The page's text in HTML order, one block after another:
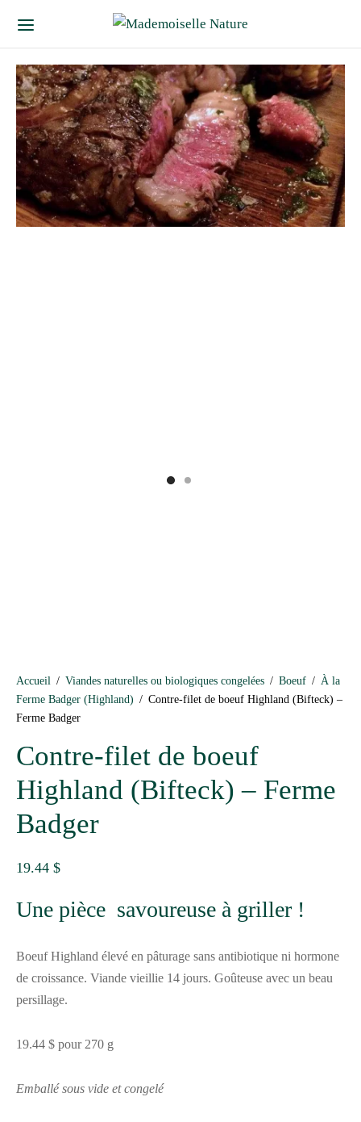
Accueil / Viandes naturelles ou biologiques congelées / Boeuf / À la
Ferme Badger (Highland) / Contre-filet de boeuf Highland (Bifteck) –
Ferme Badger
Contre-filet de boeuf
Highland (Bifteck) – Ferme
Badger
19.44 $
Une pièce savoureuse à griller !
Boeuf Highland élevé en pâturage sans antibiotique ni hormone
de croissance. Viande vieillie 14 jours. Goûteuse avec un beau
persillage.
19.44 $ pour 270 g
Emballé sous vide et congelé